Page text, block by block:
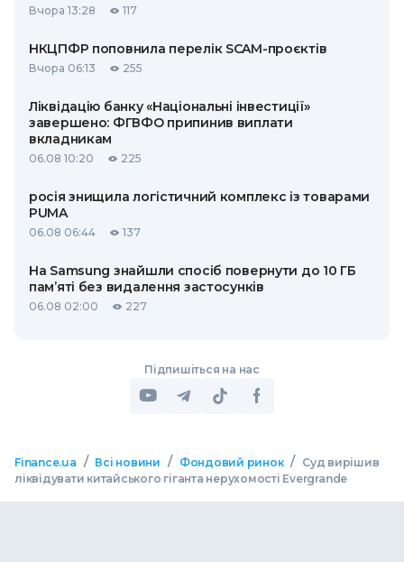
Вчора 13:28 117
НКЦПФР поповнила перелік SCAM-проєктів
Вчора 06:13 255
Ліквідацію банку «Національні інвестиції»
завершено: ФГВФО припинив виплати
вкладникам
06.08 10:20 225
росія знищила логістичний комплекс із товарами
PUMA
06.08 06:44 137
На Samsung знайшли спосіб повернути до 10 ГБ
пам’яті без видалення застосунків
06.08 02:00 227
Підпишіться на нас
Finance.ua / Всі новини / Фондовий ринок / Суд вирішив
ліквідувати китайського гіганта нерухомості Evergrande